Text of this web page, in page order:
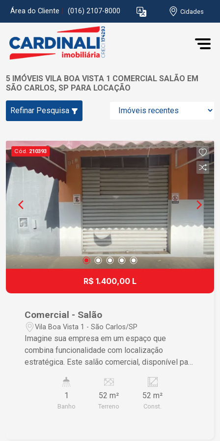
Área do Cliente (016) 2107-8000 Cidades
5 IMÓVEIS VILA BOA VISTA 1 COMERCIAL SALÃO EM
SÃO CARLOS, SP PARA LOCAÇÃO
Refinar Pesquisa
Cód. 210393
R$ 1.400,00 L
Comercial - Salão
Vila Boa Vista 1 - São Carlos/SP
Imagine sua empresa em um espaço que
combina funcionalidade com localização
estratégica. Este salão comercial, disponível para
eficiência operacional e visibilidade para seu
amplo garantindo flexibilidade e adaptabilidade
1
Banho
52 m²
Terreno
52 m²
Const.